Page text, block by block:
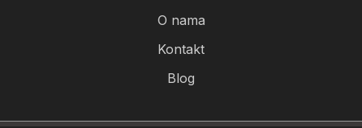
O nama
Kontakt
Blog